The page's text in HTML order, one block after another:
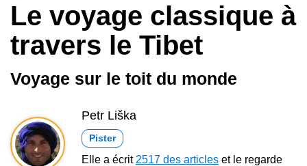
Le voyage classique à
travers le Tibet
Voyage sur le toit du monde
Petr Liška
Pister
Elle a écrit 2517 des articles et le regarde